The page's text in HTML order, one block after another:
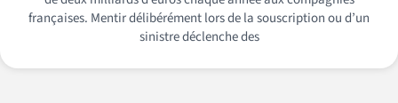
françaises. Mentir délibérément lors de la souscription ou d’un
sinistre déclenche des